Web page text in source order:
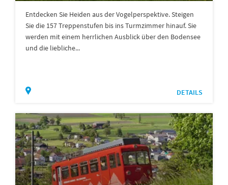
Entdecken Sie Heiden aus der Vogelperspektive. Steigen
Sie die 157 Treppenstufen bis ins Turmzimmer hinauf. Sie
werden mit einem herrlichen Ausblick über den Bodensee
und die liebliche...
DETAILS